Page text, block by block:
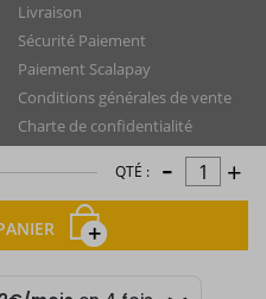
QTÉ : - +
Livraison
Sécurité Paiement
Paiement Scalapay
Conditions générales de vente
Charte de confidentialité
Protection des données
Droit de rétractation
Mentions légales
Plan du site